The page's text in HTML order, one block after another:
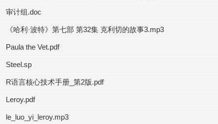
审计组.doc
《哈利·波特》第七部 第32集 克利切的故事3.mp3
Paula the Vet.pdf
Steel.sp
R语言核心技术手册_第2版.pdf
Leroy.pdf
le_luo_yi_leroy.mp3